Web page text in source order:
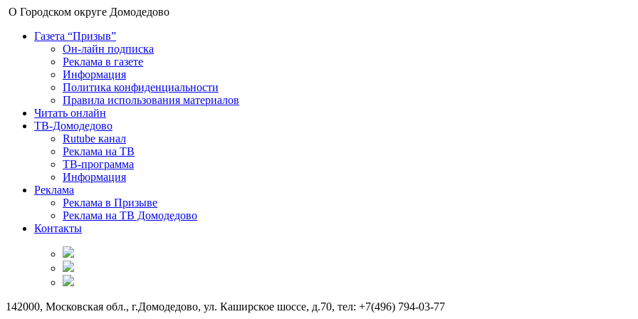
О Городском округе Домодедово
Газета “Призыв”
Он-лайн подписка
Реклама в газете
Информация
Политика конфиденциальности
Правила использования материалов
Читать онлайн
ТВ-Домодедово
Rutube канал
Реклама на ТВ
ТВ-программа
Информация
Реклама
Реклама в Призыве
Реклама на ТВ Домодедово
Контакты
142000, Московская обл., г.Домодедово, ул. Каширское шоссе, д.70, тел: +7(496) 794-03-77